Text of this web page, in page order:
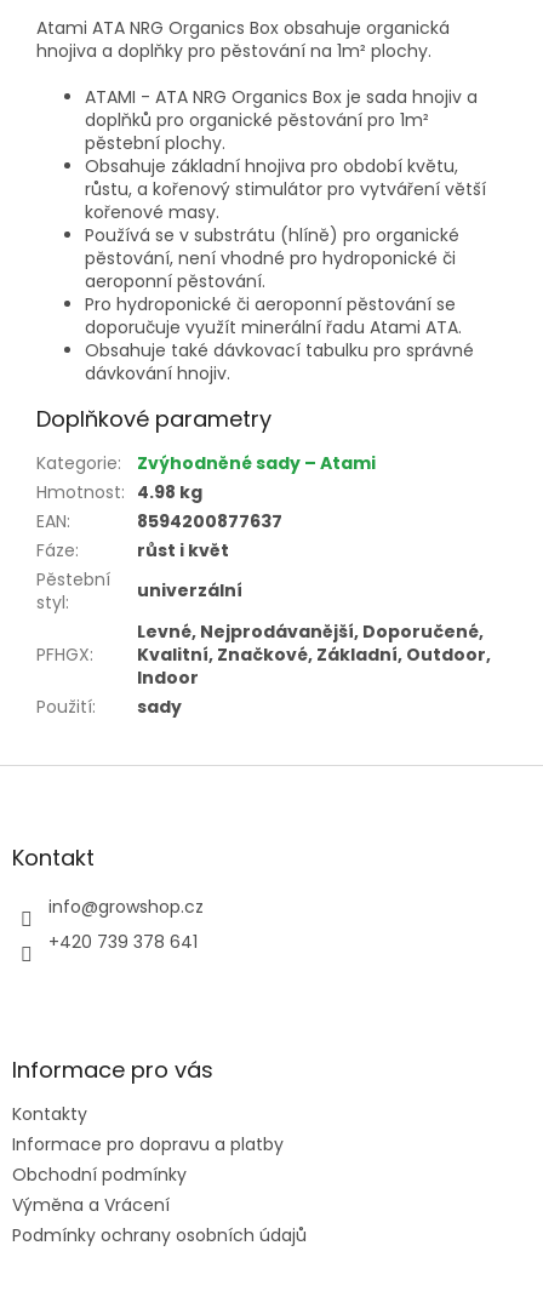
Atami ATA NRG Organics Box obsahuje organická
hnojiva a doplňky pro pěstování na 1m² plochy.
ATAMI - ATA NRG Organics Box je sada hnojiv a
doplňků pro organické pěstování pro 1m²
pěstební plochy.
Obsahuje základní hnojiva pro období květu,
růstu, a kořenový stimulátor pro vytváření větší
kořenové masy.
Používá se v substrátu (hlíně) pro organické
pěstování, není vhodné pro hydroponické či
aeroponní pěstování.
Pro hydroponické či aeroponní pěstování se
doporučuje využít minerální řadu Atami ATA.
Obsahuje také dávkovací tabulku pro správné
dávkování hnojiv.
Doplňkové parametry
Kategorie:
Zvýhodněné sady – Atami
Hmotnost: 4.98 kg
EAN:
8594200877637
Fáze:
růst i květ
Pěstební
styl: univerzální
PFHGX:
Levné, Nejprodávanější, Doporučené,
Kvalitní, Značkové, Základní, Outdoor,
Indoor
Použití: sady
Z
aKontakt
info@growshop.cz
+420 739 378 641
Informace pro vás
Kontakty
Informace pro dopravu a platby
Obchodní podmínky
Výměna a Vrácení
Podmínky ochrany osobních údajů